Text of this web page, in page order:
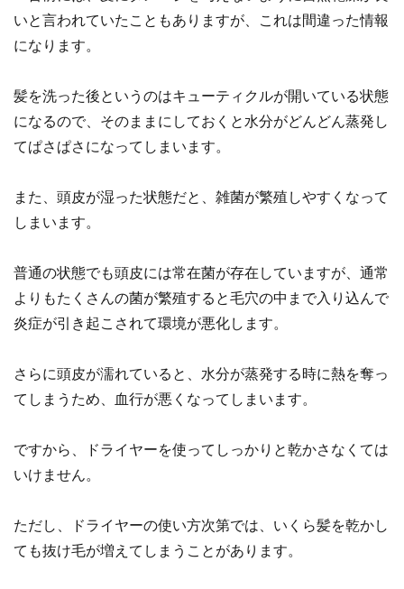
いと言われていたこともありますが、これは間違った情報
になります。
髪を洗った後というのはキューティクルが開いている状態
になるので、そのままにしておくと水分がどんどん蒸発し
てぱさぱさになってしまいます。
また、頭皮が湿った状態だと、雑菌が繁殖しやすくなって
しまいます。
普通の状態でも頭皮には常在菌が存在していますが、通常
よりもたくさんの菌が繁殖すると毛穴の中まで入り込んで
炎症が引き起こされて環境が悪化します。
さらに頭皮が濡れていると、水分が蒸発する時に熱を奪っ
てしまうため、血行が悪くなってしまいます。
ですから、ドライヤーを使ってしっかりと乾かさなくては
いけません。
ただし、ドライヤーの使い方次第では、いくら髪を乾かし
ても抜け毛が増えてしまうことがあります。